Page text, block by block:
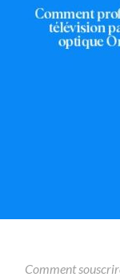
Comment